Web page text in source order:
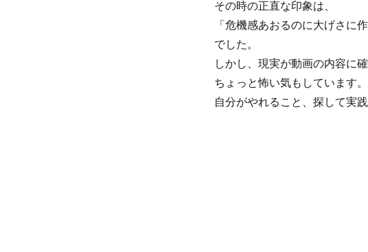
その時の正直な印象は、
「危機感あおるのに大げさに
でした。
しかし、現実が動画の内容に
ちょっと怖い気もしています。
自分がやれること、探して実